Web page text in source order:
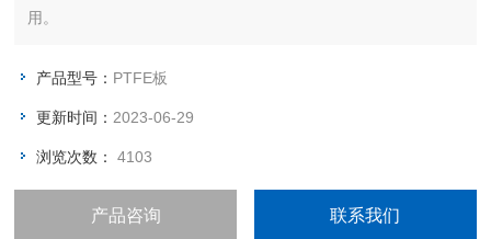
用。
产品型号： PTFE板
更新时间： 2023-06-29
浏览次数：4103
产品咨询 联系我们